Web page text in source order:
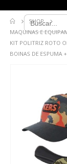
Search
for:
SHOP
MAQUINAS E
KIT POLITRIZ ROTO
BOINAS DE ESPUMA